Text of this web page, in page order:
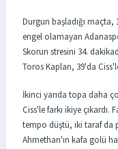
Durgun başladığı
engel olamayan
Skorun stresini 34.
Toros Kaplan, 39'da
İkinci yarıda topa daha
Ciss'le farkı ikiye çıkardı.
tempo düştü, iki taraf da
Ahmethan'ın kafa golü